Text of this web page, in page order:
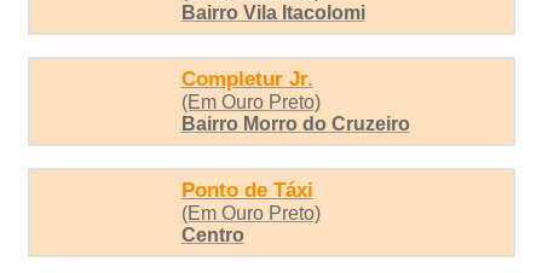
Bairro Vila Itacolomi
Completur Jr.
(Em Ouro Preto)
Bairro Morro do Cruzeiro
Ponto de Táxi
(Em Ouro Preto)
Centro